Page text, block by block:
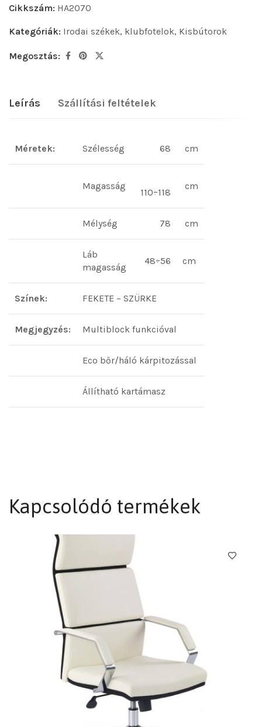
Cikkszám: HA2070
Kategóriák: Irodai székek, klubfotelok, Kisbútorok
Megosztás:
Leírás Szállítási feltételek
Méretek: Szélesség 68 cm
Magasság
110÷118
cm
Mélység 78 cm
Láb
magasság
48÷56 cm
Színek: FEKETE – SZÜRKE
Megjegyzés: Multiblock funkcióval
Eco bőr/háló kárpitozással
Állítható kartámasz
Kapcsolódó termékek